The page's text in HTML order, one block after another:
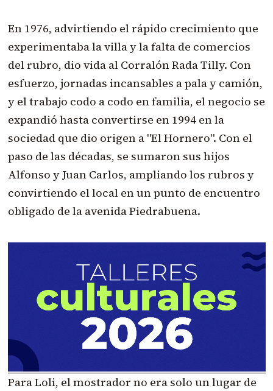
En 1976, advirtiendo el rápido crecimiento que
experimentaba la villa y la falta de comercios
del rubro, dio vida al Corralón Rada Tilly. Con
esfuerzo, jornadas incansables a pala y camión,
y el trabajo codo a codo en familia, el negocio se
expandió hasta convertirse en 1994 en la
sociedad que dio origen a "El Hornero". Con el
paso de las décadas, se sumaron sus hijos
Alfonso y Juan Carlos, ampliando los rubros y
convirtiendo el local en un punto de encuentro
obligado de la avenida Piedrabuena.
Para Loli, el mostrador no era solo un lugar de